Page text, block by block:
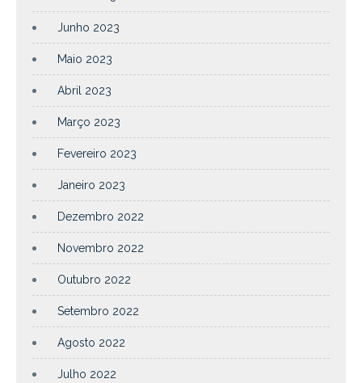
Junho 2023
Maio 2023
Abril 2023
Março 2023
Fevereiro 2023
Janeiro 2023
Dezembro 2022
Novembro 2022
Outubro 2022
Setembro 2022
Agosto 2022
Julho 2022